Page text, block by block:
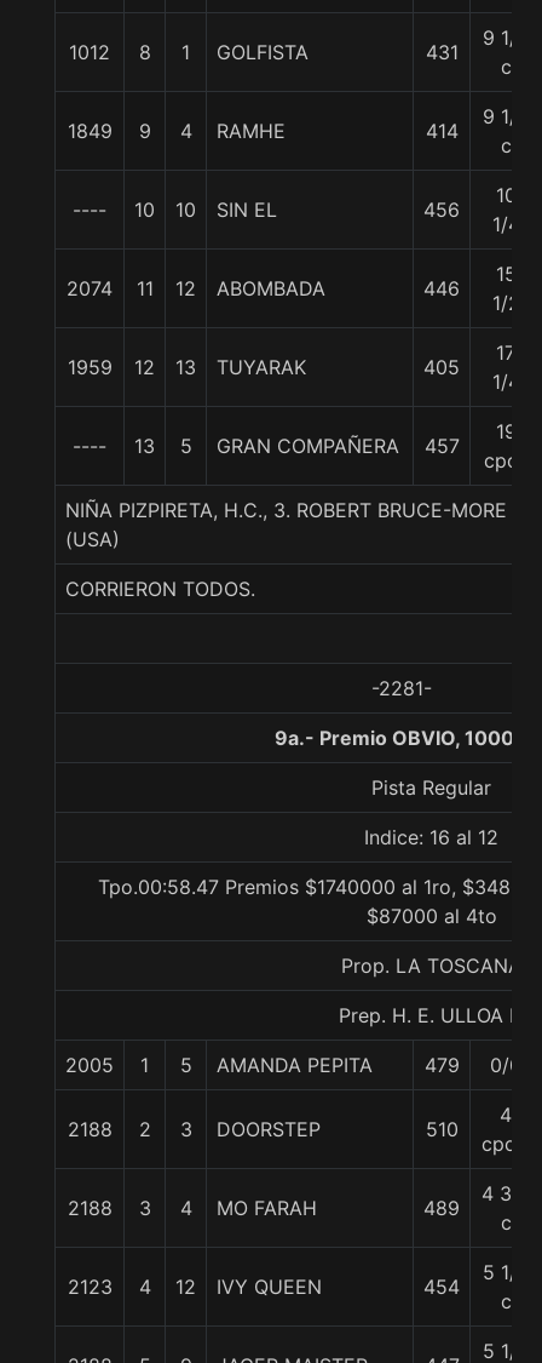
1012 8 1 GOLFISTA 431
9 1/4
c
1849 9 4 RAMHE 414
9 1/4
c
---- 10 10 SIN EL 456
10
1/4
2074 11 12 ABOMBADA 446
15
1/2
1959 12 13 TUYARAK 405
17
1/4
---- 13 5 GRAN COMPAÑERA 457
19
cpos
NIÑA PIZPIRETA, H.C., 3. ROBERT BRUCE-MORE
(USA)
CORRIERON TODOS.
-2281-
9a.- Premio OBVIO, 1000
Pista Regular
Indice: 16 al 12
Tpo.00:58.47 Premios $1740000 al 1ro,
$87000 al 4to
Prop. LA TOSCANA
Prep. H. E. ULLOA P.
2005 1 5 AMANDA PEPITA 479 0/0
2188 2 3 DOORSTEP 510
4
cpos.
2188 3 4 MO FARAH 489
4 3/4
c
2123 4 12 IVY QUEEN 454
5 1/4
c
5 1/2